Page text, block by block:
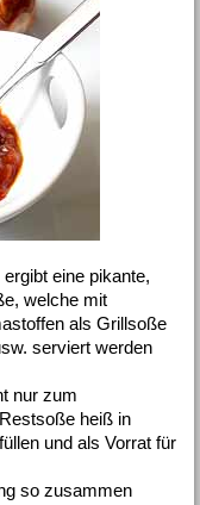
eine pikante,
welche mit
als Grillsoße
serviert werden
nur zum
heiß in
und als Vorrat für
so zusammen